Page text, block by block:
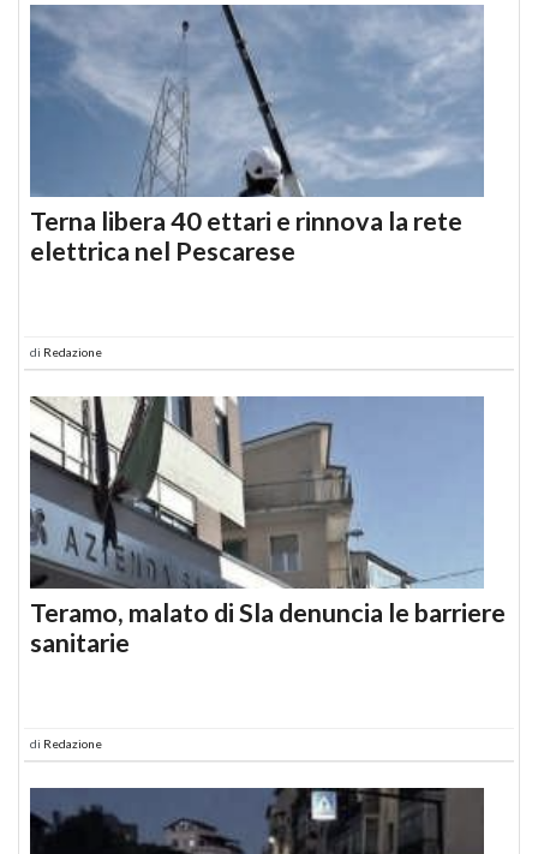
Terna libera 40 ettari e rinnova la rete
elettrica nel Pescarese
di Redazione
Teramo, malato di Sla denuncia le barriere
sanitarie
di Redazione